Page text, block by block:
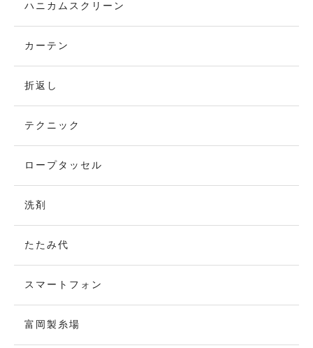
ハニカムスクリーン
カーテン
折返し
テクニック
ロープタッセル
洗剤
たたみ代
スマートフォン
富岡製糸場